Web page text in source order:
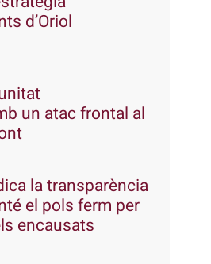
d’Oriol
un atac frontal al
la transparència
el pols ferm per
encausats